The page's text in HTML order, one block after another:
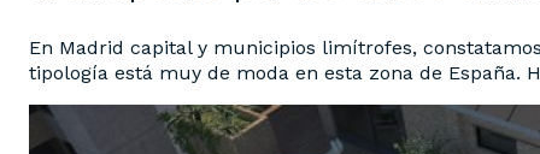
En Madrid capital y municipios limítrofes,
tipología está muy de moda en esta zona de España.